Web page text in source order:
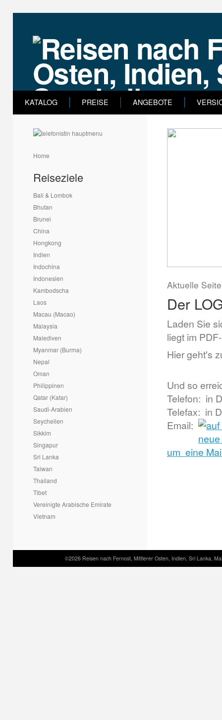
KATALOG PREISE ANGEBOTE
Home
Reiseziele
Bali & Lombok
Bhutan
Brunei
China
Hongkong
Indien
Indochina
Indonesien
Kambodscha
Laos
Macau (Macao)
Malaysia
Malediven
Myanmar (Burma)
Nepal
Oman
Philippinen
Qatar (Katar)
Saudi-Arabien
Seychellen
Sikkim
Singapur
Sri Lanka
Taiwan
Thailand
Tibet
Vereinigte Arabische Emirate
Vietnam
Aktuelle
Der
Laden Sie
liegt im
Hier geht's
Und so
Telefon: in
Telefax: in
Email:
um eine
©2026 Reisen nach Fernost, Mittlerer Osten, Indien, Sri Lanka,